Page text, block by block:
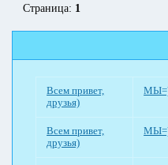
Страница: 1
Всем привет,
друзья)
Всем привет,
друзья)